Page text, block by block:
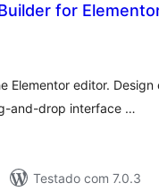
for
Elementor editor.
and-drop interface …
Testado com 7.0.3